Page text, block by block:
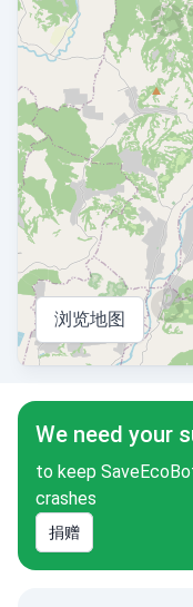
浏览地图
We need your
to keep
crashes
捐赠